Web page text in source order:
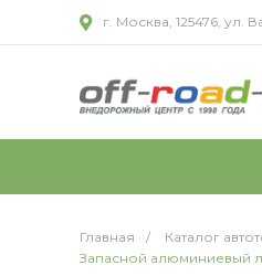
г. Москва, 125476,
Главная / Каталог
Запасной алюминиевый